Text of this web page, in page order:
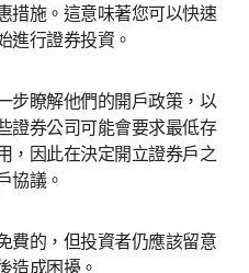
措施。這意味著您可以快速
進行證券投資。
步瞭解他們的開戶政策，以
證券公司可能會要求最低存
，因此在決定開立證券戶之
協議。
費的，但投資者仍應該留意
造成困擾。